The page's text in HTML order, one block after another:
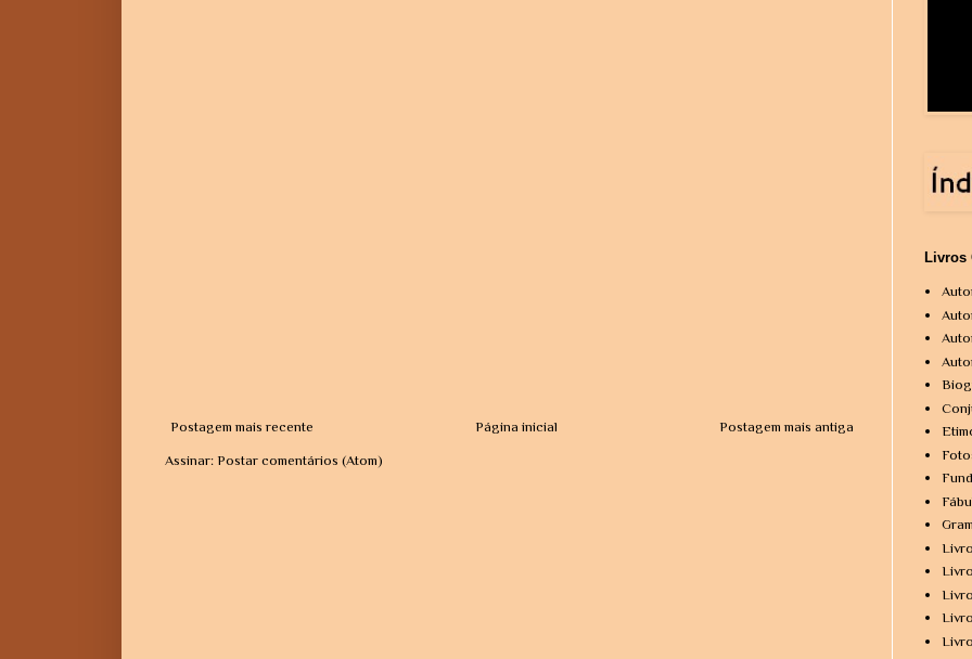
Postagem mais recente Postagem mais antiga
Página inicial
Assinar: Postar comentários (Atom)
Livros